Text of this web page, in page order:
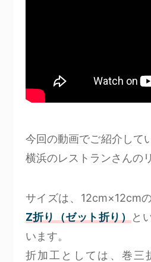
今回の動画でご紹介して
横浜のレストランさんの
サイズは、12cm×12cm
Z折り（ゼット折り）
と
います。
折加工としては、巻三